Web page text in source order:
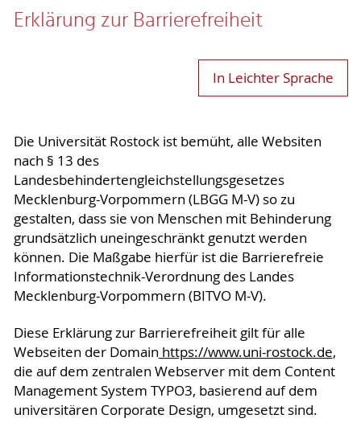
Erklärung zur Bar­ri­e­re­frei­heit
In Leichter Sprache
Die Universität Rostock ist bemüht, alle Websiten
nach § 13 des
Landesbehindertengleichstellungsgesetzes
Mecklenburg-Vorpommern (LBGG M-V) so zu
gestalten, dass sie von Menschen mit Behinderung
grundsätzlich uneingeschränkt genutzt werden
können. Die Maßgabe hierfür ist die Barrierefreie
Informationstechnik-Verordnung des Landes
Mecklenburg-Vorpommern (BITVO M-V).
Diese Erklärung zur Barrierefreiheit gilt für alle
Webseiten der Domain https://www.uni-rostock.de,
die auf dem zentralen Webserver mit dem Content
Management System TYPO3, basierend auf dem
universitären Corporate Design, umgesetzt sind.